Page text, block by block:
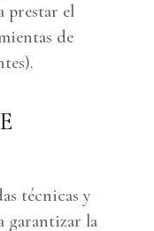
prestar el
de
técnicas y
garantizar la